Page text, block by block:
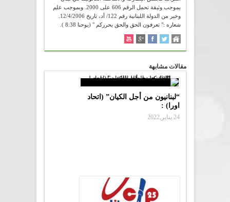
بموجب وثيقة تحمل الرقم 606 على 2000. وبموجب علم
شعاره :" تعرفون الحق والحق يحرركم " (يوحنا 8:38 ).
مقالات مشابهة
“لبنانيون من أجل الكيان” (اتحاد
اورا) :
24 يناير,2022